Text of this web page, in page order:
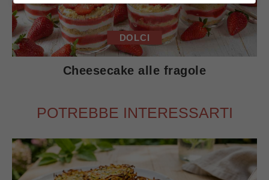
DOLCI
Cheesecake alle fragole
POTREBBE INTERESSARTI